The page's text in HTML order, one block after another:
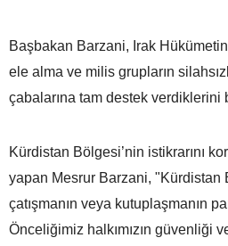
Başbakan Barzani, Irak
ele alma ve milis grupların
çabalarına tam destek verdiklerini
Kürdistan Bölgesi’nin istikrarını
yapan Mesrur Barzani, "Kürdistan
çatışmanın veya kutuplaşmanın
Önceliğimiz halkımızın güvenliği